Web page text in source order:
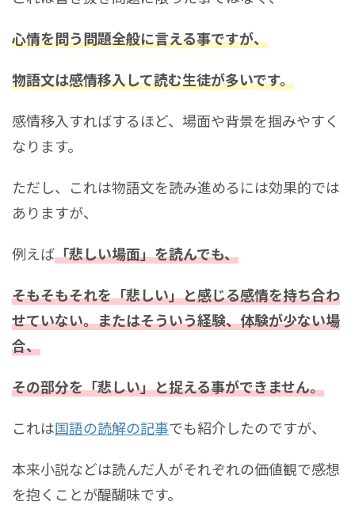
心情を問う問題全般に言える事ですが、
物語文は感情移入して読む生徒が多いです。
感情移入すればするほど、場面や背景を掴みやすく
なります。
ただし、これは物語文を読み進めるには効果的では
ありますが、
例えば「悲しい場面」を読んでも、
そもそもそれを「悲しい」と感じる感情を持ち合わ
せていない。またはそういう経験、体験が少ない場
合、
その部分を「悲しい」と捉える事ができません。
これは国語の読解の記事でも紹介したのですが、
本来小説などは読んだ人がそれぞれの価値観で感想
を抱くことが醍醐味です。